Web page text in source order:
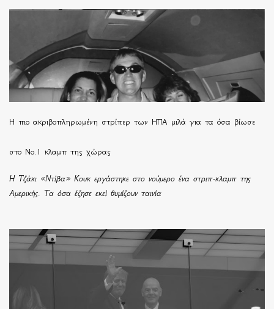
H πιο ακριβοπληρωμένη στρίπερ των ΗΠΑ μιλά για τα όσα βίωσε
στο Νο.1 κλαμπ της χώρας
Η Τζάκι «Ντίβα» Κουκ εργάστηκε στο νούμερο ένα στριπ-κλαμπ της
Αμερικής. Τα όσα έζησε εκεί θυμίζουν ταινία